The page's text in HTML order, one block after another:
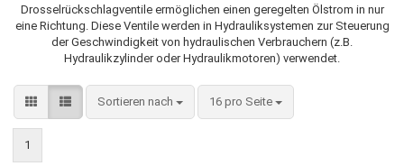
Drosselrückschlagventile ermöglichen einen geregelten Ölstrom in nur
eine Richtung. Diese Ventile werden in Hydrauliksystemen zur Steuerung
der Geschwindigkeit von hydraulischen Verbrauchern (z.B.
Hydraulikzylinder oder Hydraulikmotoren) verwendet.
Sortieren nach
Sortieren nach 16 pro Seite
pro Seite
1